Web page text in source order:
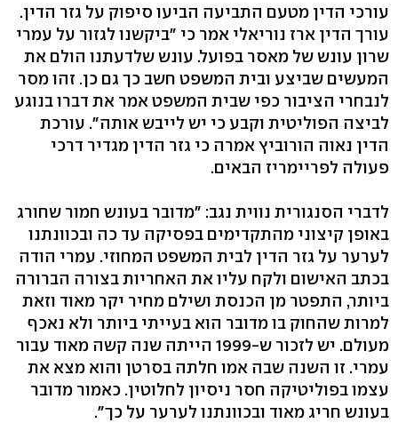
עורכי הדין מטעם התביעה הביעו סיפוק על גזר הדין.
עורך הדין ארז נוריאלי אמר כי "ביקשנו לגזור על עמרי
שרון עונש של מאסר בפועל. עונש שלדעתנו הולם את
המעשים שביצע ובית המשפט חשב כך גם כן. זהו מסר
לנבחרי הציבור כפי שבית המשפט אמר את דברו בנוגע
לביצה הפוליטית וקבע כי יש לייבש אותה". עורכת
הדין נאוה הורוביץ אמרה כי גזר הדין מגדיר דרכי
פעולה לפריימריז הבאים.
לדברי הסנגורית נווית נגב: "מדובר בעונש חמור שחורג
באופן קיצוני מהתקדימים בפסיקה עד כה ובכוונתנו
לערער על גזר הדין לבית המשפט המחוזי. עמרי הודה
בכתב האישום ולקח עליו את האחריות בצורה הברורה
ביותר, התפטר מן הכנסת ושילם מחיר יקר מאוד וזאת
למרות שהחוק בו מדובר הוא בעייתי ביותר ולא נאכף
מעולם. יש לזכור ש-1999 הייתה שנה קשה מאוד עבור
עמרי. זו השנה שבה אמו חלתה בסרטן והוא מצא את
עצמו בפוליטיקה חסר ניסיון לחלוטין. כאמור מדובר
בעונש חריג מאוד ובכוונתנו לערער על כך".